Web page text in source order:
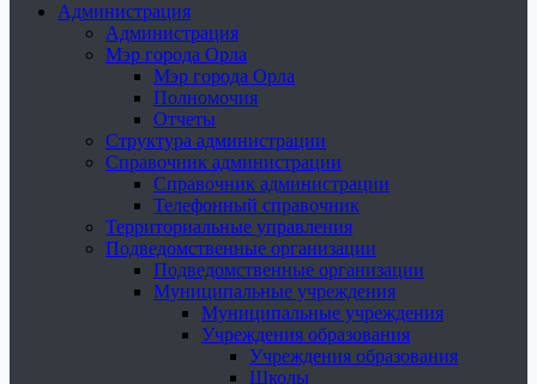
Администрация
Администрация
Мэр города Орла
Мэр города Орла
Полномочия
Отчеты
Структура администрации
Справочник администрации
Справочник администрации
Телефонный справочник
Территориальные управления
Подведомственные организации
Подведомственные организации
Муниципальные учреждения
Муниципальные учреждения
Учреждения образования
Учреждения образования
Школы